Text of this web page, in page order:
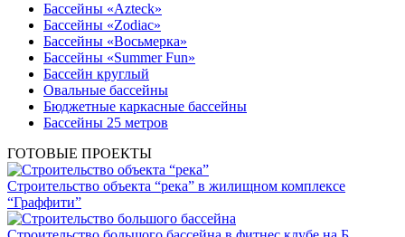
Бассейны «Azteck»
Бассейны «Zodiac»
Бассейны «Восьмерка»
Бассейны «Summer Fun»
Бассейн круглый
Овальные бассейны
Бюджетные каркасные бассейны
Бассейны 25 метров
ГОТОВЫЕ ПРОЕКТЫ
Строительство объекта “река” в жилищном комплексе
“Граффити”